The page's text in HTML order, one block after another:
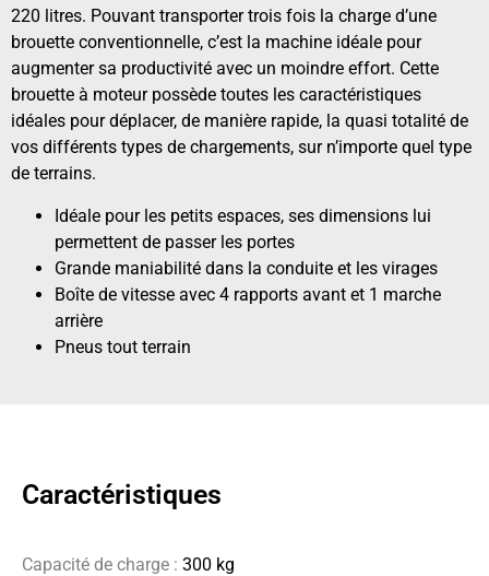
220 litres. Pouvant transporter trois fois la charge d’une
brouette conventionnelle, c’est la machine idéale pour
augmenter sa productivité avec un moindre effort. Cette
brouette à moteur possède toutes les caractéristiques
idéales pour déplacer, de manière rapide, la quasi totalité de
vos différents types de chargements, sur n’importe quel type
de terrains.
Idéale pour les petits espaces, ses dimensions lui
permettent de passer les portes
Grande maniabilité dans la conduite et les virages
Boîte de vitesse avec 4 rapports avant et 1 marche
arrière
Pneus tout terrain
Caractéristiques
Capacité de charge : 300 kg